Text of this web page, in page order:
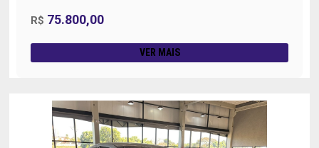
R$ 75.800,00
VER MAIS